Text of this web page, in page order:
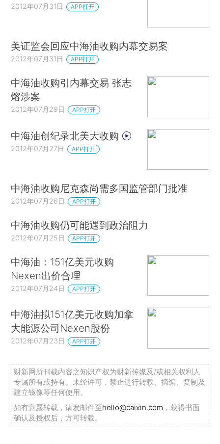
2012年07月31日 APP打开
美证监会回应中海油收购内幕交易案
2012年07月31日 APP打开
中海油收购引内幕交易 张志
熔涉案
2012年07月29日 APP打开
中海油创纪录北美大收购
2012年07月27日 APP打开
中海油收购尼克森尚需多国监管部门批准
2012年07月26日 APP打开
中海油收购仍可能遇到政治阻力
2012年07月25日 APP打开
中海油：151亿美元收购
Nexen出价合理
2012年07月24日 APP打开
中海油拟151亿美元收购加拿
大能源公司Nexen股份
2012年07月23日 APP打开
财新网所刊载内容之知识产权为财新传媒及/或相关权利人
专属所有或持有。未经许可，禁止进行转载、摘编、复制及
建立镜像等任何使用。
如有意愿转载，请发邮件至hello@caixin.com ，获得书面
确认及授权后，方可转载。